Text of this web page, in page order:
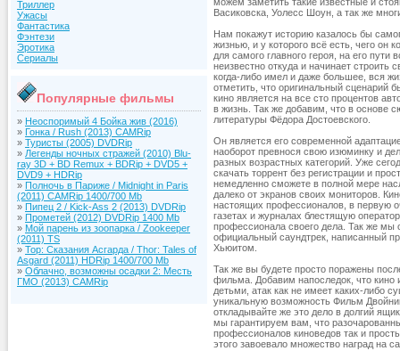
Триллер
Ужасы
Фантастика
Фэнтези
Эротика
Сериалы
Популярные фильмы
» Неоспоримый 4 Бойка жив (2016)
» Гонка / Rush (2013) CAMRip
» Туристы (2005) DVDRip
» Легенды ночных стражей (2010) Blu-
ray 3D + BD Remux + BDRip + DVD5 +
DVD9 + HDRip
» Полночь в Париже / Midnight in Paris
(2011) CAMRip 1400/700 Mb
» Пипец 2 / Kick-Ass 2 (2013) DVDRip
» Прометей (2012) DVDRip 1400 Mb
» Мой парень из зоопарка / Zookeeper
(2011) TS
» Тор: Сказания Асгарда / Thor: Tales of
Asgard (2011) HDRip 1400/700 Mb
» Облачно, возможны осадки 2: Месть
ГМО (2013) CAMRip
Васиковска, Уолесс Шоун, а так же
Нам покажут историю казалось бы
жизнью, и у которого всё есть, чего он
для самого главного героя, на его
неизвестно откуда и начинает строить
когда-либо имел и даже большее, вся
отметить, что оригинальный сценарий
кино является на все сто процентов
в жизнь. Так же добавим, что в основе
литературы Фёдора Достоевского.
Он является его современной
наоборот превнося свою изюминку и
разных возрастных категорий. Уже
скачать торрент без регистрации и
немедленно сможете в полной мере
далеко от экранов своих мониторов.
настоящих профессионалов, в первую
газетах и журналах блестящую
профессионала своего дела. Так же мы
официальный саундтрек, написанный
Хьюитом.
Так же вы будете просто поражены
фильма. Добавим напоследок, что кино
детьми, атак как не имеет каких-либо
уникальную возможность Фильм
откладывайте же это дело в долгий
мы гарантируем вам, что
профессионалов киноведов так и
этого завоевало множество наград на